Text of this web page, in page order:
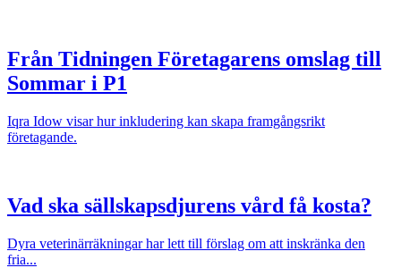
Från Tidningen Företagarens omslag till
Sommar i P1
Iqra Idow visar hur inkludering kan skapa framgångsrikt
företagande.
Vad ska sällskapsdjurens vård få kosta?
Dyra veterinärräkningar har lett till förslag om att inskränka den
fria...